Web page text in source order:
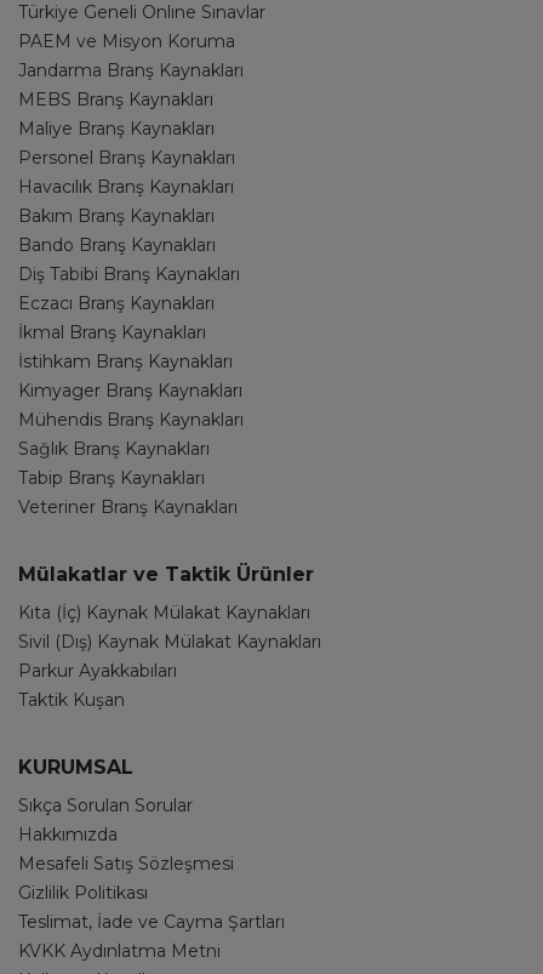
Türkiye Geneli Onlıne Sınavlar
PAEM ve Misyon Koruma
Jandarma Branş Kaynakları
MEBS Branş Kaynakları
Maliye Branş Kaynakları
Personel Branş Kaynakları
Havacılık Branş Kaynakları
Bakım Branş Kaynakları
Bando Branş Kaynakları
Diş Tabibi Branş Kaynakları
Eczacı Branş Kaynakları
İkmal Branş Kaynakları
İstihkam Branş Kaynakları
Kimyager Branş Kaynakları
Mühendis Branş Kaynakları
Sağlık Branş Kaynakları
Tabip Branş Kaynakları
Veteriner Branş Kaynakları
Mülakatlar ve Taktik Ürünler
Kıta (İç) Kaynak Mülakat Kaynakları
Sivil (Dış) Kaynak Mülakat Kaynakları
Parkur Ayakkabıları
Taktik Kuşan
KURUMSAL
Sıkça Sorulan Sorular
Hakkımızda
Mesafeli Satış Sözleşmesi
Gizlilik Politikası
Teslimat, İade ve Cayma Şartları
KVKK Aydınlatma Metni